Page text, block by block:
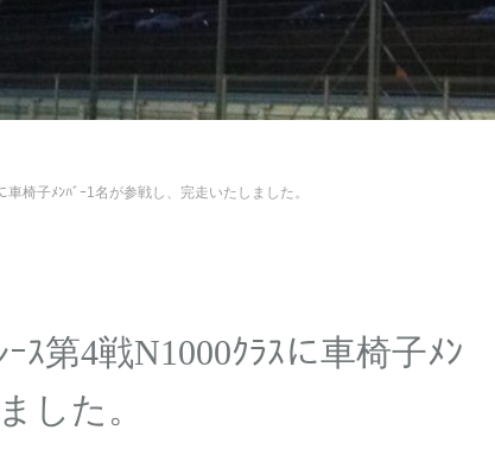
椅子ﾒﾝﾊﾞｰ1名が参戦し、完走いたしました。
ｽ第4戦N1000ｸﾗｽに車椅子ﾒﾝ
した。